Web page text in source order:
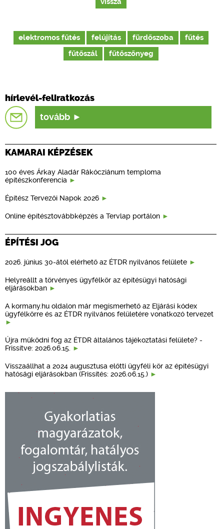
vissza
elektromos fűtés felújítás fürdőszoba
fűtés
fűtőszál
fűtőszőnyeg
hírlevél-feliratkozás
tovább
KAMARAI KÉPZÉSEK
100 éves Árkay Aladár Rákócziánum temploma
építészkonferencia
Építész Tervezői Napok 2026
Online építésztovábbképzés a Tervlap portálon
ÉPÍTÉSI JOG
2026. június 30-ától elérhető az ÉTDR nyilvános felülete
Helyreállt a törvényes ügyfélkör az építésügyi hatósági
eljárásokban
A kormany.hu oldalon már megismerhető az Eljárási kódex
ügyfélkörre és az ÉTDR nyilvános felületére vonatkozó tervezet
Újra működni fog az ÉTDR általános tájékoztatási felülete? -
Frissítve: 2026.06.15.
Visszaállhat a 2024 augusztusa előtti ügyféli kör az építésügyi
hatósági eljárásokban (Frissítés: 2026.06.15.)